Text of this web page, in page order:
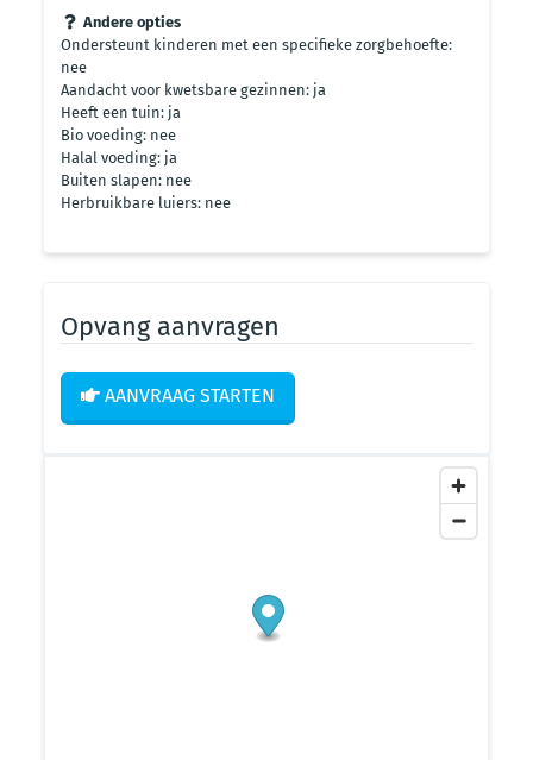
Andere opties
Ondersteunt kinderen met een specifieke zorgbehoefte:
nee
Aandacht voor kwetsbare gezinnen: ja
Heeft een tuin: ja
Bio voeding: nee
Halal voeding: ja
Buiten slapen: nee
Herbruikbare luiers: nee
Opvang aanvragen
AANVRAAG STARTEN